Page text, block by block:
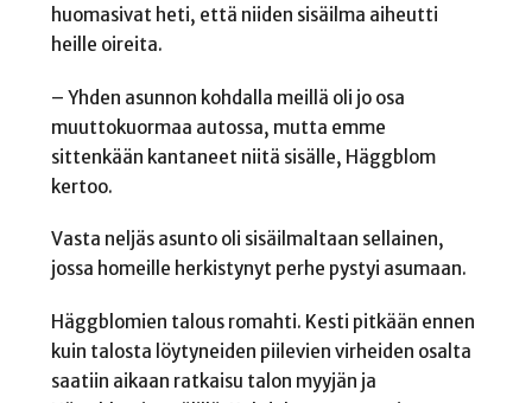
huomasivat heti, että niiden sisäilma aiheutti
heille oireita.
– Yhden asunnon kohdalla meillä oli jo osa
muuttokuormaa autossa, mutta emme
sittenkään kantaneet niitä sisälle, Häggblom
kertoo.
Vasta neljäs asunto oli sisäilmaltaan sellainen,
jossa homeille herkistynyt perhe pystyi asumaan.
Häggblomien talous romahti. Kesti pitkään ennen
kuin talosta löytyneiden piilevien virheiden osalta
saatiin aikaan ratkaisu talon myyjän ja